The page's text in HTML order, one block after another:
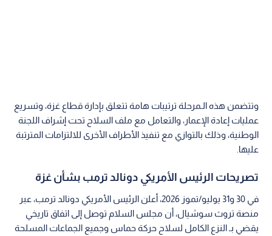
وتتضمن هذه الـمرحلة ترتيبات هامة تتعلق بإدارة قطاع غزة، وتسريع
عمليات إعادة الإعمار، والتعامل مع ملف السلاح تحت إشراف اللجنة
الوطنية، وذلك بالتوازي مع تنفيذ الأطراف الأخرى للالتزامات المترتبة
عليها.
تصريحات الرئيس الأمريكي دونالد ترمب بشأن غزة
في 30 و31 يوليو/تموز 2026، أعلن الرئيس الأمريكي دونالد ترمب، عبر
منصة تروث سوشيال، أن مجلس السلام توصل إلى اتفاق تاريخي
يقضي بـ النزع الكامل لسلاح حركة حماس وجميع الجماعات المسلحة